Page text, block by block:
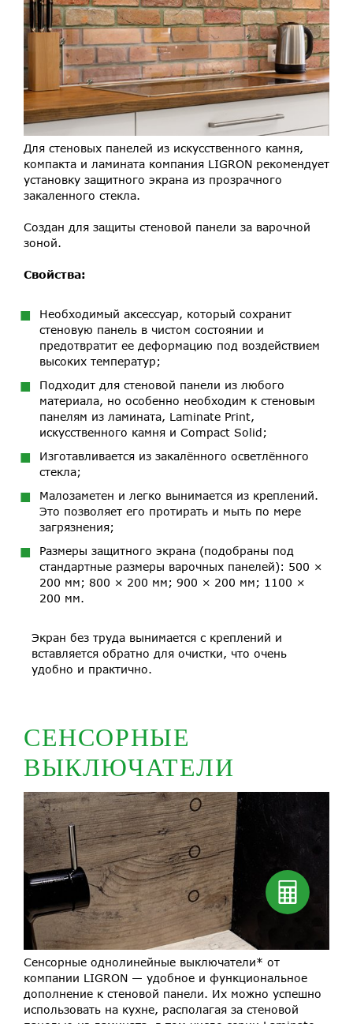
Для стеновых панелей из искусственного камня,
компакта и ламината компания LIGRON рекомендует
установку защитного экрана из прозрачного
закаленного стекла.
Создан для защиты стеновой панели за варочной
зоной.
Свойства:
Необходимый аксессуар, который сохранит
стеновую панель в чистом состоянии и
предотвратит ее деформацию под воздействием
высоких температур;
Подходит для стеновой панели из любого
материала, но особенно необходим к стеновым
панелям из ламината, Laminate Print,
искусственного камня и Compact Solid;
Изготавливается из закалённого осветлённого
стекла;
Малозаметен и легко вынимается из креплений.
Это позволяет его протирать и мыть по мере
загрязнения;
Размеры защитного экрана (подобраны под
стандартные размеры варочных панелей): 500 ×
200 мм; 800 × 200 мм; 900 × 200 мм; 1100 ×
200 мм.
Экран без труда вынимается с креплений и
вставляется обратно для очистки, что очень
удобно и практично.
СЕНСОРНЫЕ
ВЫКЛЮЧАТЕЛИ
Сенсорные однолинейные выключатели* от
компании LIGRON — удобное и функциональное
дополнение к стеновой панели. Их можно успешно
использовать на кухне, располагая за стеновой